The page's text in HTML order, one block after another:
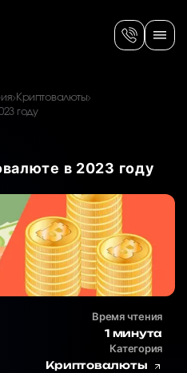
Криптовалюты
году
в 2023 году
Время чтения
1 минута
Категория
Криптовалюты